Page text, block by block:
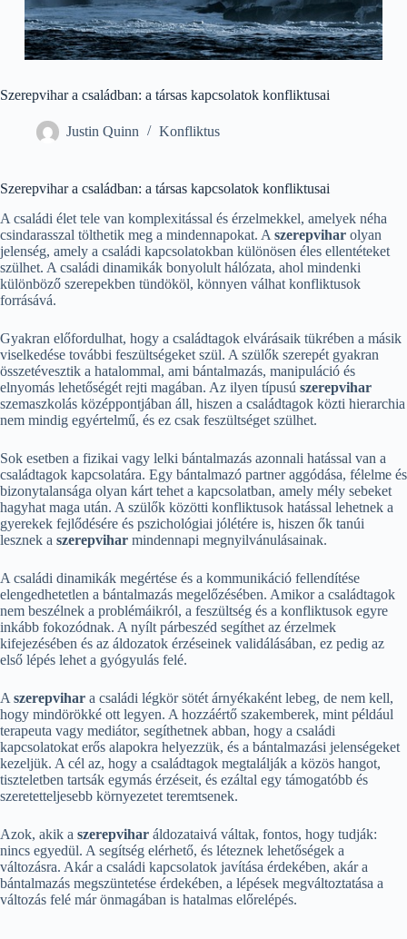
Szerepvihar a családban: a társas kapcsolatok konfliktusai
Justin Quinn Konfliktus
Szerepvihar a családban: a társas kapcsolatok konfliktusai
A családi élet tele van komplexitással és érzelmekkel, amelyek néha
csindarasszal tölthetik meg a mindennapokat. A szerepvihar olyan
jelenség, amely a családi kapcsolatokban különösen éles ellentéteket
szülhet. A családi dinamikák bonyolult hálózata, ahol mindenki
különböző szerepekben tündököl, könnyen válhat konfliktusok
forrásává.
Gyakran előfordulhat, hogy a családtagok elvárásaik tükrében a másik
viselkedése további feszültségeket szül. A szülők szerepét gyakran
összetévesztik a hatalommal, ami bántalmazás, manipuláció és
elnyomás lehetőségét rejti magában. Az ilyen típusú szerepvihar
szemaszkolás középpontjában áll, hiszen a családtagok közti hierarchia
nem mindig egyértelmű, és ez csak feszültséget szülhet.
Sok esetben a fizikai vagy lelki bántalmazás azonnali hatással van a
családtagok kapcsolatára. Egy bántalmazó partner aggódása, félelme és
bizonytalansága olyan kárt tehet a kapcsolatban, amely mély sebeket
hagyhat maga után. A szülők közötti konfliktusok hatással lehetnek a
gyerekek fejlődésére és pszichológiai jólétére is, hiszen ők tanúi
lesznek a szerepvihar mindennapi megnyilvánulásainak.
A családi dinamikák megértése és a kommunikáció fellendítése
elengedhetetlen a bántalmazás megelőzésében. Amikor a családtagok
nem beszélnek a problémáikról, a feszültség és a konfliktusok egyre
inkább fokozódnak. A nyílt párbeszéd segíthet az érzelmek
kifejezésében és az áldozatok érzéseinek validálásában, ez pedig az
első lépés lehet a gyógyulás felé.
A szerepvihar a családi légkör sötét árnyékaként lebeg, de nem kell,
hogy mindörökké ott legyen. A hozzáértő szakemberek, mint például
terapeuta vagy mediátor, segíthetnek abban, hogy a családi
kapcsolatokat erős alapokra helyezzük, és a bántalmazási jelenségeket
kezeljük. A cél az, hogy a családtagok megtalálják a közös hangot,
tiszteletben tartsák egymás érzéseit, és ezáltal egy támogatóbb és
szeretetteljesebb környezetet teremtsenek.
Azok, akik a szerepvihar áldozataivá váltak, fontos, hogy tudják:
nincs egyedül. A segítség elérhető, és léteznek lehetőségek a
változásra. Akár a családi kapcsolatok javítása érdekében, akár a
bántalmazás megszüntetése érdekében, a lépések megváltoztatása a
változás felé már önmagában is hatalmas előrelépés.